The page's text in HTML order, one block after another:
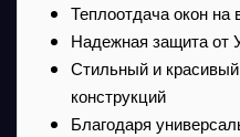
Теплоотдача окон
Надежная защита
Стильный и
конструкций
Благодаря